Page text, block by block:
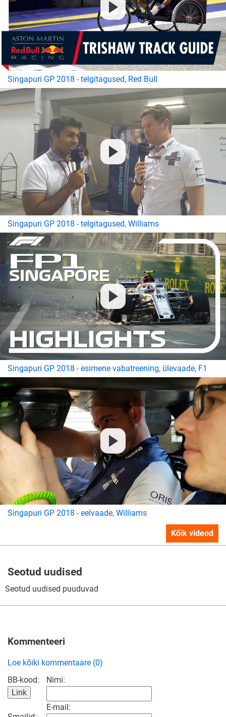
Singapuri GP 2018 - telgitagused, Red Bull
Singapuri GP 2018 - telgitagused, Williams
Singapuri GP 2018 - esimene vabatreening, ülevaade, F1
Singapuri GP 2018 - eelvaade, Williams
Kõik videod
Seotud uudised
Seotud uudised puuduvad
Kommenteeri
Loe kõiki kommentaare (0)
BB-kood:
Nimi:
E-mail: